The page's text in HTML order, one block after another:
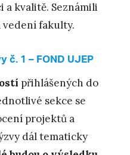
a kvalitě. Seznámili
vedení fakulty.
1 – FOND UJEP
přihlášených do
sekce se
projektů a
dál tematicky